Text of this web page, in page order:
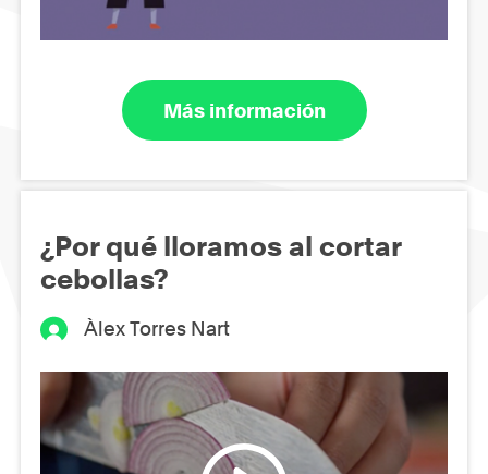
Más información
¿Por qué lloramos al cortar
cebollas?
Àlex Torres Nart